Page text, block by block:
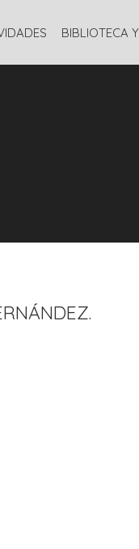
BIBLIOTECA